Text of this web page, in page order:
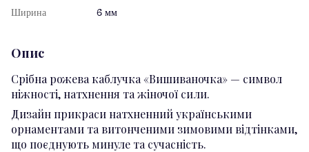
Ширина 6 мм
Опис
Срібна рожева каблучка «Вишиваночка» — символ
ніжності, натхнення та жіночої сили.
Дизайн прикраси натхненний українськими
орнаментами та витонченими зимовими відтінками,
що поєднують минуле та сучасність.